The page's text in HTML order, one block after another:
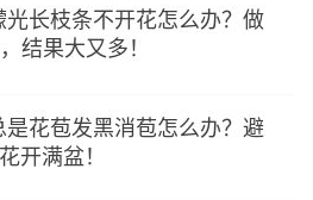
光长枝条不开花怎么办？做
结果大又多！
是花苞发黑消苞怎么办？避
开满盆！